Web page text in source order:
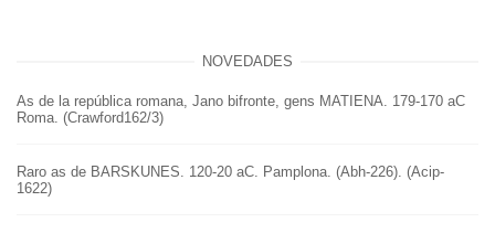
NOVEDADES
As de la república romana, Jano bifronte, gens MATIENA. 179-170 aC
Roma. (Crawford162/3)
Raro as de BARSKUNES. 120-20 aC. Pamplona. (Abh-226). (Acip-
1622)